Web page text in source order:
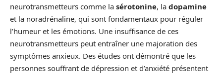
neurotransmetteurs comme la sérotonine, la dopamine
et la noradrénaline, qui sont fondamentaux pour réguler
l’humeur et les émotions. Une insuffisance de ces
neurotransmetteurs peut entraîner une majoration des
symptômes anxieux. Des études ont démontré que les
personnes souffrant de dépression et d’anxiété présentent